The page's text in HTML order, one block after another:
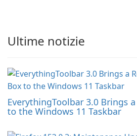
Ultime notizie
EverythingToolbar 3.0 Brings
to the Windows 11 Taskbar